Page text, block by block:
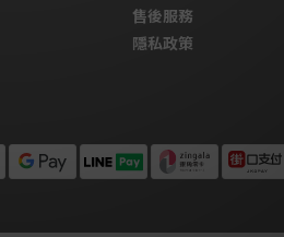
售後服務
隱私政策